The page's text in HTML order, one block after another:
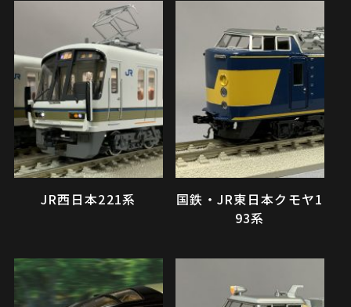
JR西日本221系
国鉄・JR東日本クモヤ1
93系